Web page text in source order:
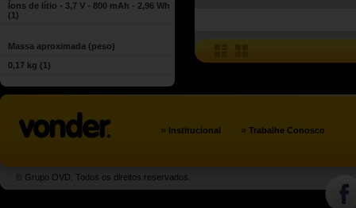
Íons de lítio - 3,7 V - 800 mAh - 2,96 Wh
(1)
Massa aproximada (peso)
0,17 kg (1)
» Institucional » Trabalhe Conosco
© Grupo OVD. Todos os direitos reservados.